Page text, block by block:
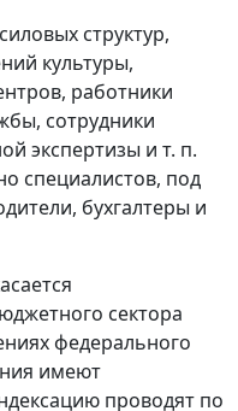
структур,
культуры,
работники
сотрудники
экспертизы и т. п.
специалистов, под
бухгалтеры и
сектора
федерального
имеют
проводят по